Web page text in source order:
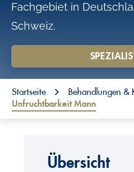
Fachgebiet in
Schweiz.
You are here:
Startseite
Behandlungen &
Unfruchtbarkeit Mann
Übersicht